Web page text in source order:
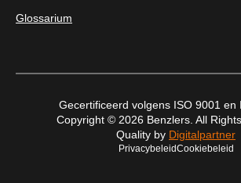
Glossarium
Gecertificeerd volgens ISO 9001 en
Copyright © 2026 Benzlers. All
Quality by Digitalpartner
PrivacybeleidCookiebeleid